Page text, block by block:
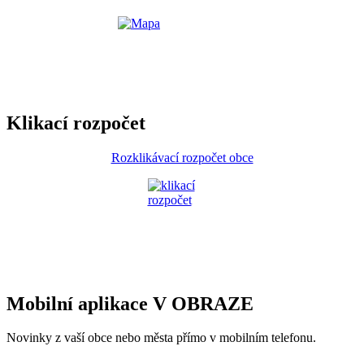
Klikací rozpočet
Rozklikávací rozpočet obce
Mobilní aplikace V OBRAZE
Novinky z vaší obce nebo města přímo v mobilním telefonu.